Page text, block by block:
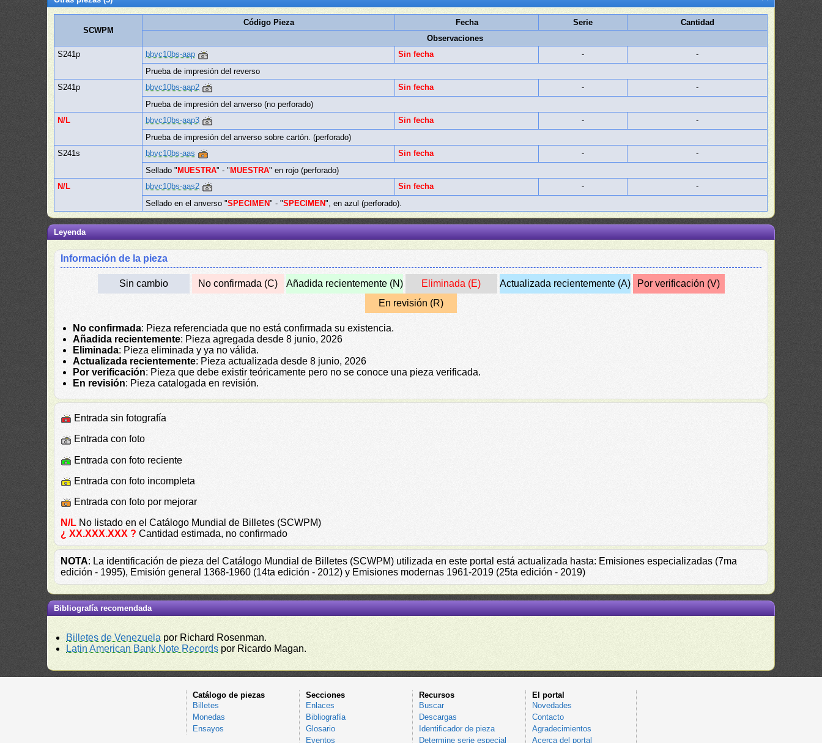
SCWPM
Código Pieza Fecha Serie
Cantidad
Observaciones
S241p
bbvc10bs-aap Sin fecha -
-
Prueba de impresión del reverso
S241p
bbvc10bs-aap2 Sin fecha -
-
Prueba de impresión del anverso (no perforado)
N/L
bbvc10bs-aap3 Sin fecha -
-
Prueba de impresión del anverso sobre cartón. (perforado)
S241s
bbvc10bs-aas Sin fecha -
-
Sellado " MUESTRA" - " MUESTRA" en rojo (perforado)
N/L
bbvc10bs-aas2 Sin fecha -
-
Sellado en el anverso "SPECIMEN" - "SPECIMEN", en azul (perforado).
Leyenda
Información de la pieza
Sin cambio No confirmada (C) Añadida recientemente (N) Eliminada (E) Actualizada recientemente (A)
Por verificación (V)
En revisión (R)
No confirmada: Pieza referenciada que no está confirmada su existencia.
Añadida recientemente: Pieza agregada desde 8 junio, 2026
Eliminada: Pieza eliminada y ya no válida.
Actualizada recientemente: Pieza actualizada desde 8 junio, 2026
Por verificación: Pieza que debe existir teóricamente pero no se conoce una pieza verificada.
En revisión: Pieza catalogada en revisión.
Entrada sin fotografía
Entrada con foto
Entrada con foto reciente
Entrada con foto incompleta
Entrada con foto por mejorar
N/L No listado en el Catálogo Mundial de Billetes (SCWPM)
¿ XX.XXX.XXX ? Cantidad estimada, no confirmado
NOTA: La identificación de pieza del Catálogo Mundial de Billetes (SCWPM) utilizada en este portal está actualizada hasta: Emisiones especializadas (7ma
edición - 1995), Emisión general 1368-1960 (14ta edición - 2012) y Emisiones modernas 1961-2019 (25ta edición - 2019)
Bibliografía recomendada
Billetes de Venezuela por Richard Rosenman.
Latin American Bank Note Records por Ricardo Magan.
Catálogo de piezas
Billetes
Monedas
Ensayos
Secciones
Enlaces
Bibliografía
Glosario
Eventos
Recursos
Buscar
Descargas
Identificador de pieza
Determine serie especial
El portal
Novedades
Contacto
Agradecimientos
Acerca del portal